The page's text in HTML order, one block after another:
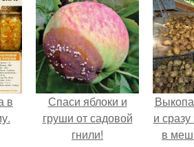
в
Спаси яблоки и
груши от садовой
гнили!
и
в